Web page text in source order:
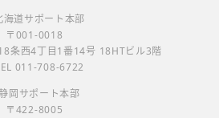
海道サポート本部
〒001-0018
条西4丁目1番14号 18HTビル3階
011-708-6722
岡サポート本部
〒422-8005